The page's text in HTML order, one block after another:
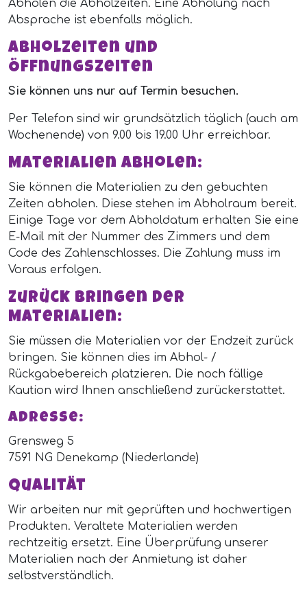
Abholen die Abholzeiten. Eine Abholung nach
Absprache ist ebenfalls möglich.
Abholzeiten und
Öffnungszeiten
Sie können uns nur auf Termin besuchen.
Per Telefon sind wir grundsätzlich täglich (auch am
Wochenende) von 9.00 bis 19.00 Uhr erreichbar.
Materialien abholen:
Sie können die Materialien zu den gebuchten
Zeiten abholen. Diese stehen im Abholraum bereit.
Einige Tage vor dem Abholdatum erhalten Sie eine
E-Mail mit der Nummer des Zimmers und dem
Code des Zahlenschlosses. Die Zahlung muss im
Voraus erfolgen.
Zurück bringen der
Materialien:
Sie müssen die Materialien vor der Endzeit zurück
bringen. Sie können dies im Abhol- /
Rückgabebereich platzieren. Die noch fällige
Kaution wird Ihnen anschließend zurückerstattet.
Adresse:
Grensweg 5
7591 NG Denekamp (Niederlande)
Qualität
Wir arbeiten nur mit geprüften und hochwertigen
Produkten. Veraltete Materialien werden
rechtzeitig ersetzt. Eine Überprüfung unserer
Materialien nach der Anmietung ist daher
selbstverständlich.